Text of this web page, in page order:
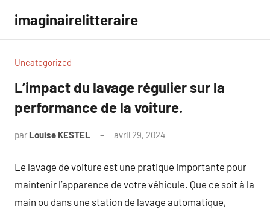
contenu
imaginairelitteraire
Uncategorized
L’impact du lavage régulier sur la
performance de la voiture.
par Louise KESTEL avril 29, 2024
Le lavage de voiture est une pratique importante pour
maintenir l’apparence de votre véhicule. Que ce soit à la
main ou dans une station de lavage automatique,